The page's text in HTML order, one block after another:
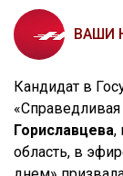
ВАШИ
Кандидат в
Гориславцева,
область, в